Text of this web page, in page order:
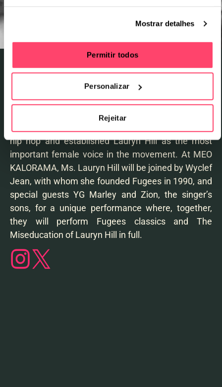
Mostrar detalhes
Permitir todos
Personalizar
Rejeitar
29 de agosto Sábado
Ms. Lauryn Hill became a living legend of hip hop
after releasing The Miseducation of Lauryn Hill in
1998. Considered by many to be one of the
hip hop and established Lauryn Hill as the most
important female voice in the movement. At MEO
KALORAMA, Ms. Lauryn Hill will be joined by Wyclef
Jean, with whom she founded Fugees in 1990, and
special guests YG Marley and Zion, the singer’s
sons, for a unique performance where, together,
they will perform Fugees classics and The
Miseducation of Lauryn Hill in full.